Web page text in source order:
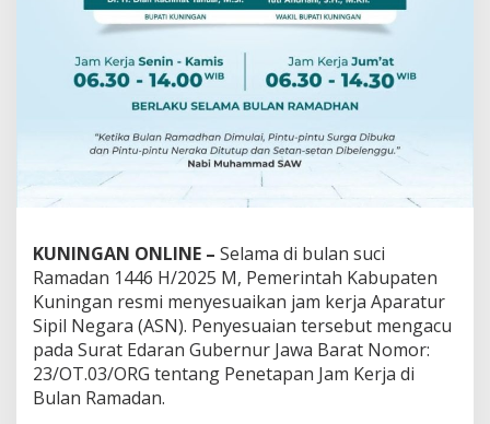
KUNINGAN ONLINE – Selama di bulan suci
Ramadan 1446 H/2025 M, Pemerintah Kabupaten
Kuningan resmi menyesuaikan jam kerja Aparatur
Sipil Negara (ASN). Penyesuaian tersebut mengacu
pada Surat Edaran Gubernur Jawa Barat Nomor:
23/OT.03/ORG tentang Penetapan Jam Kerja di
Bulan Ramadan.